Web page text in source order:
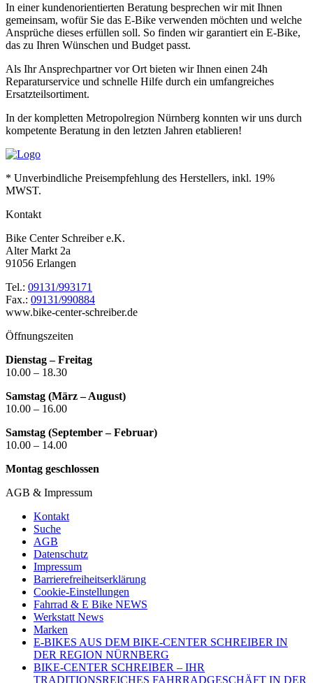
In einer kundenorientierten Beratung besprechen wir mit Ihnen
gemeinsam, wofür Sie das E-Bike verwenden möchten und welche
Ansprüche dieses erfüllen soll. So finden wir garantiert ein E-Bike,
das zu Ihren Wünschen und Budget passt.
Als Ihr Ansprechpartner vor Ort bieten wir Ihnen einen 24h
Reparaturservice und schnelle Hilfe durch ein umfangreiches
Ersatzteilsortiment.
In der kompletten Metropolregion Nürnberg konnten wir uns durch
kompetente Beratung in den letzten Jahren etablieren!
* Unverbindliche Preisempfehlung des Herstellers, inkl. 19%
MWST.
Kontakt
Bike Center Schreiber e.K.
Alter Markt 2a
91056 Erlangen
Tel.: 09131/993171
Fax.: 09131/990884
www.bike-center-schreiber.de
Öffnungszeiten
Dienstag – Freitag
10.00 – 18.30
Samstag (März – August)
10.00 – 16.00
Samstag (September – Februar)
10.00 – 14.00
Montag geschlossen
AGB & Impressum
Kontakt
Suche
AGB
Datenschutz
Impressum
Barrierefreiheitserklärung
Cookie-Einstellungen
Fahrrad & E Bike NEWS
Werkstatt News
Marken
E-BIKES AUS DEM BIKE-CENTER SCHREIBER IN
DER REGION NÜRNBERG
BIKE-CENTER SCHREIBER – IHR
TRADITIONSREICHES FAHRRADGESCHÄFT IN DER